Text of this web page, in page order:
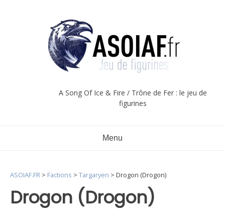
A Song Of Ice & Fire / Trône de Fer : le jeu de
figurines
Menu
Drogon (Drogon)
ASOIAF.FR > Factions > Targaryen > Drogon (Drogon)